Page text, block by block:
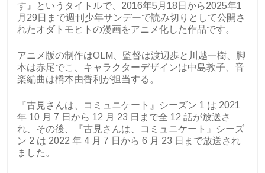
す』というタイトルで、2016年5月18日から2025年1
月29日まで週刊少年サンデーで読み切りとして公開さ
れたオダトモヒトの漫画をアニメ化した作品です。
アニメ版の制作はOLM、監督は渡辺歩と川越一樹、脚
本は赤尾でこ、キャラクターデザインは中島敦子、音
楽編曲は橋本由香利が担当する。
『古見さんは、コミュニケート』シーズン 1 は 2021
年 10 月 7 日から 12 月 23 日まで全 12 話が放送さ
れ、その後、『古見さんは、コミュニケート』シーズ
ン 2 は 2022 年 4 月 7 日から 6 月 23 日まで放送され
ました。